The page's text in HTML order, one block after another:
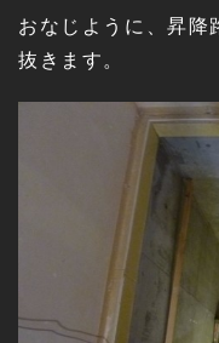
おなじように、昇降
抜きます。